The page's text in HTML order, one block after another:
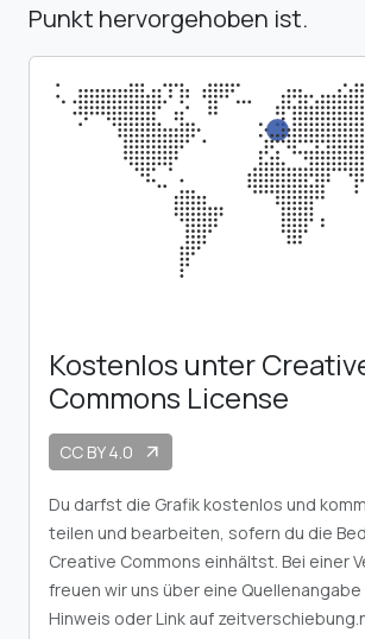
Punkt hervorgehoben ist.
Kostenlos unter
Commons License
CC BY 4.0 arrow_outward
Du darfst die Grafik kostenlos und
teilen und bearbeiten, sofern du die
Creative Commons einhältst. Bei einer
freuen wir uns über eine
Hinweis oder Link auf